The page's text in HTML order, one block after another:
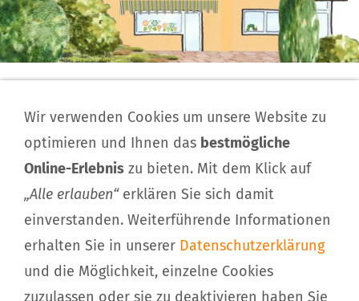
Impressum
Kontakt
Download
Haftungsausschluss
Sitemap
Datenschutzerklärung
Cookieeinwilligung
© Kindergartenland e.V., Kinderhaus »SPIEL MIT
Wir verwenden Cookies um unsere Website zu
optimieren und Ihnen das bestmögliche
Online-Erlebnis zu bieten. Mit dem Klick auf
„Alle erlauben“erklären Sie sich damit
einverstanden. Weiterführende Informationen
erhalten Sie in unserer Datenschutzerklärung
und die Möglichkeit, einzelne Cookies
zuzulassen oder sie zu deaktivieren haben Sie